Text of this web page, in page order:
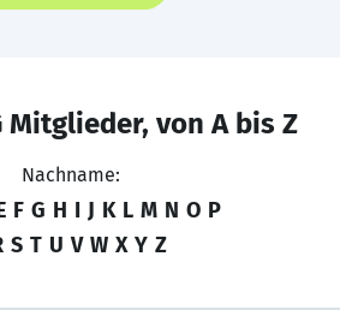
Mitglieder, von A bis Z
Nachname:
F G H I J K L M N O P
S T U V W X Y Z